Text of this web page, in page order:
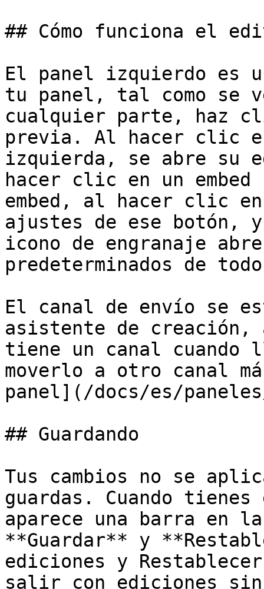
## Cómo funciona el
El panel izquierdo es
tu panel, tal como se
cualquier parte, haz
previa. Al hacer clic
izquierda, se abre su
hacer clic en un
embed, al hacer clic
ajustes de ese botón,
icono de engranaje
predeterminados de
El canal de envío se
asistente de creación,
tiene un canal
moverlo a otro canal
panel](/docs/es/
## Guardando
Tus cambios no se
guardas. Cuando
aparece una barra en
**Guardar** y
ediciones y
salir con ediciones